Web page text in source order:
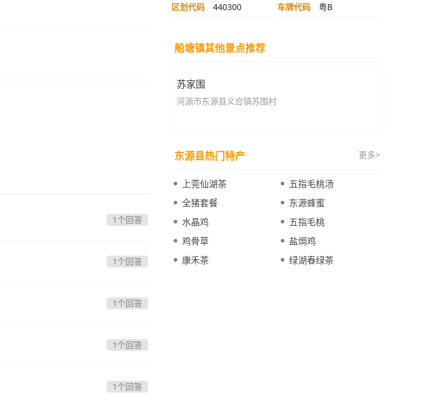
1个回答
1个回答
1个回答
1个回答
1个回答
区划代码 440300 车牌代码 粤B
船塘镇其他景点推荐
苏家围
河源市东源县义合镇苏围村
东源县热门特产 更多>
上莞仙湖茶
五指毛桃汤
全猪套餐
东源蜂蜜
水晶鸡
五指毛桃
鸡骨草
盐焗鸡
康禾茶
绿湖春绿茶